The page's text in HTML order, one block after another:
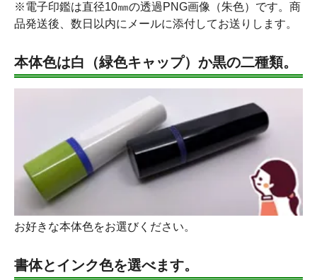
※電子印鑑は直径10㎜の透過PNG画像（朱色）です。商
品発送後、数日以内にメールに添付してお送りします。
本体色は白（緑色キャップ）か黒の二種類。
お好きな本体色をお選びください。
書体とインク色を選べます。